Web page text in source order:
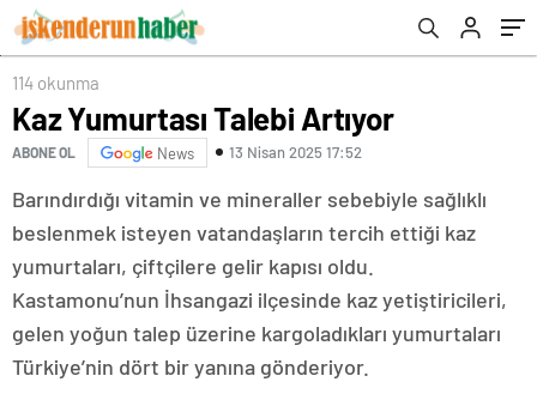
114 okunma
Kaz Yumurtası Talebi Artıyor
ABONE OL News 13 Nisan 2025 17:52
Barındırdığı vitamin ve mineraller sebebiyle sağlıklı
beslenmek isteyen vatandaşların tercih ettiği kaz
yumurtaları, çiftçilere gelir kapısı oldu.
Kastamonu’nun İhsangazi ilçesinde kaz yetiştiricileri,
gelen yoğun talep üzerine kargoladıkları yumurtaları
Türkiye’nin dört bir yanına gönderiyor.